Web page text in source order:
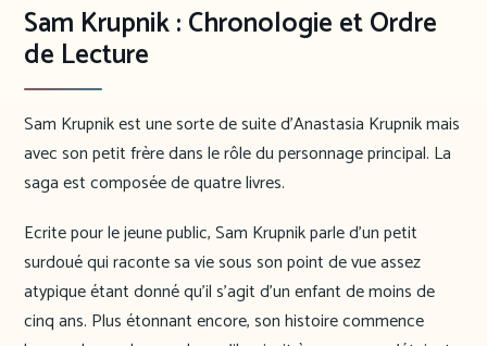
Sam Krupnik : Chronologie et Ordre
de Lecture
Sam Krupnik est une sorte de suite d’Anastasia Krupnik mais
avec son petit frère dans le rôle du personnage principal. La
saga est composée de quatre livres.
Ecrite pour le jeune public, Sam Krupnik parle d’un petit
surdoué qui raconte sa vie sous son point de vue assez
atypique étant donné qu’il s’agit d’un enfant de moins de
cinq ans. Plus étonnant encore, son histoire commence